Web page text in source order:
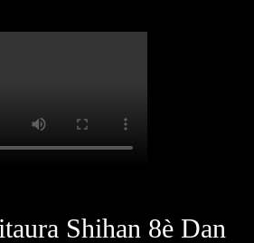
Shihan 8è Dan